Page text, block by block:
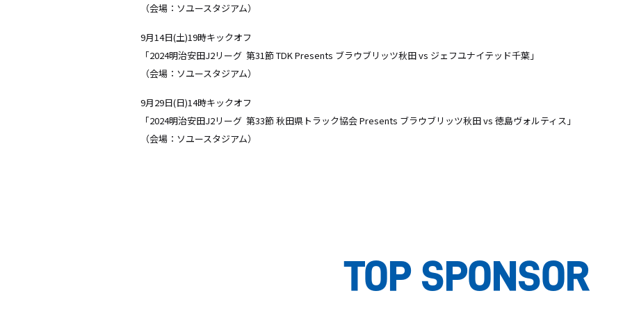
（会場：ソユースタジアム）
9月14日(土)19時キックオフ
「2024明治安田J2リーグ 第31節 TDK Presents ブラウブリッツ秋田 vs ジェフユナイテッド千葉 」
（会場：ソユースタジアム）
9月29日(日)14時キックオフ
「2024明治安田J2リーグ 第33節 秋田県トラック協会 Presents ブラウブリッツ秋田 vs 徳島ヴォルティス 」
（会場：ソユースタジアム）
TOP SPONSOR